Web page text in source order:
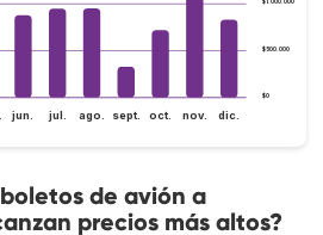
$0
$500.000
jun. jul. ago. sept. oct. nov. dic.
de avión a
precios más altos?